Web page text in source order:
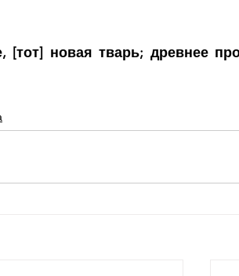
[тот] новая тварь; древнее